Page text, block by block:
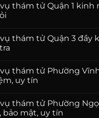
thám tử Quận 1 kinh
thám tử Quận 3 đầy
thám tử Phường
uy tín
thám tử Phường
bảo mật, uy tín